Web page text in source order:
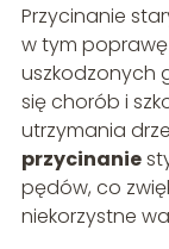
Przycinanie
w tym
uszkodzonych
się chorób i
utrzymania
przycinanie
pędów, co
niekorzystne